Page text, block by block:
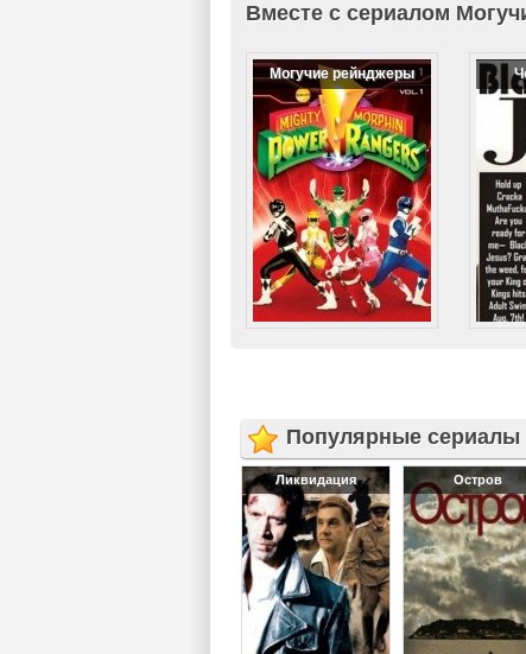
Вместе с сериалом
Могучие рeйнджеры
Популярные сериалы
Ликвидация Остров